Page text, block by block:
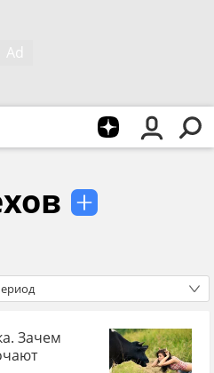
Зачем